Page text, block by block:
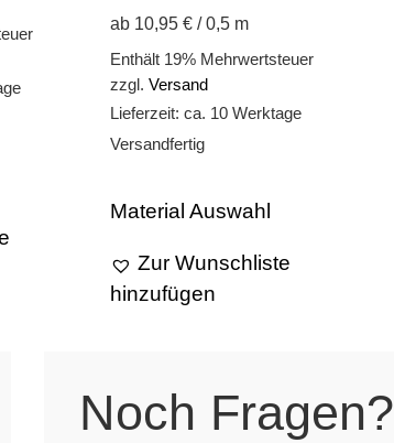
ab 10,95 € / 0,5 m
Enthält 19% Mehrwertsteuer
zzgl. Versand
Lieferzeit: ca. 10 Werktage
Versandfertig
Material Auswahl
Zur Wunschliste
hinzufügen
Noch Fragen?